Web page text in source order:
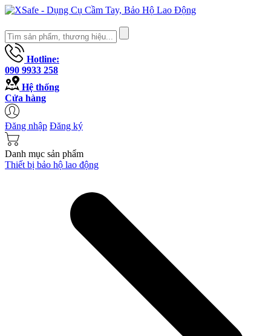
Hotline:
090 9933 258
Hệ thống
Cửa hàng
Đăng nhập Đăng ký
Danh mục sản phẩm
Thiết bị bảo hộ lao động